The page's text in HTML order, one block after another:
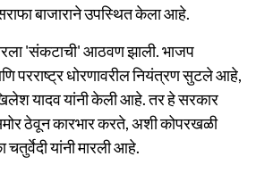
बाजाराने उपस्थित केला आहे.
'संकटाची' आठवण झाली. भाजप
परराष्ट्र धोरणावरील नियंत्रण सुटले आहे,
यादव यांनी केली आहे. तर हे सरकार
ठेवून कारभार करते, अशी कोपरखळी
यांनी मारली आहे.